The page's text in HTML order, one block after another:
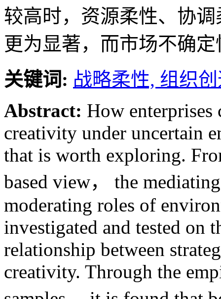
较高时，资源柔性、协
更为显著，而市场不确
关键词: 战略柔性, 组织
Abstract: How enterprises
creativity under uncertain
that is worth exploring.
based view， the
moderating roles of
investigated and tested on
relationship between
creativity. Through the